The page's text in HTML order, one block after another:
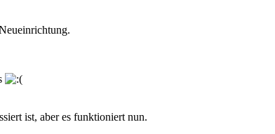
ist, aber es funktioniert nun.